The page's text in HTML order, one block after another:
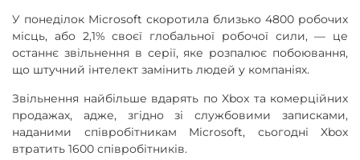
У понеділок Microsoft скоротила близько 4800 робочих
місць, або 2,1% своєї глобальної робочої сили, — це
останнє звільнення в серії, яке розпалює побоювання,
що штучний інтелект замінить людей у ​​компаніях.
Звільнення найбільше вдарять по Xbox та комерційних
продажах, адже, згідно зі службовими записками,
наданими співробітникам Microsoft, сьогодні Xbox
втратить 1600 співробітників.